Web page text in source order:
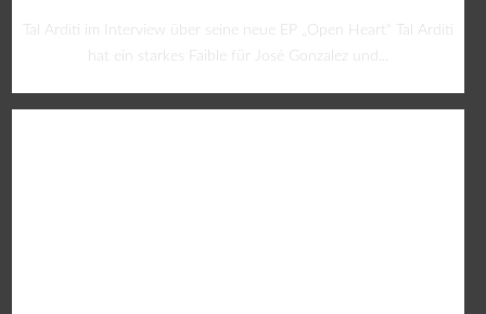
Tal Arditi im Interview über seine neue EP „Open Heart“ Tal Arditi
hat ein starkes Faible für José Gonzalez und...